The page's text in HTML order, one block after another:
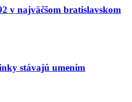
v najväčšom bratislavskom
stávajú umením